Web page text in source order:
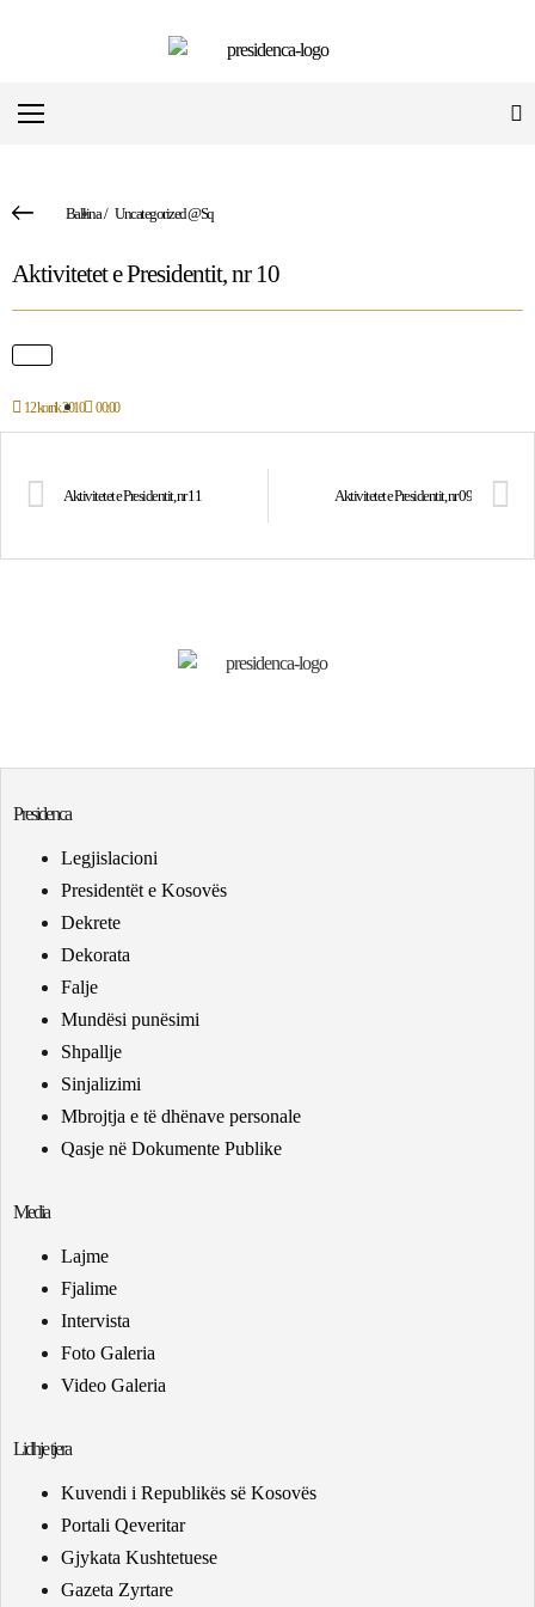
Ballina/ Uncategorized @sq
Aktivitetet e Presidentit, nr 10
12 korrik 2010 00:00
Aktivitetet e Presidentit, nr 11 Aktivitetet e Presidentit, nr 09
Presidenca
Legjislacioni
Presidentët e Kosovës
Dekrete
Dekorata
Falje
Mundësi punësimi
Shpallje
Sinjalizimi
Mbrojtja e të dhënave personale
Qasje në Dokumente Publike
Media
Lajme
Fjalime
Intervista
Foto Galeria
Video Galeria
Lidhje tjera
Kuvendi i Republikës së Kosovës
Portali Qeveritar
Gjykata Kushtetuese
Gazeta Zyrtare